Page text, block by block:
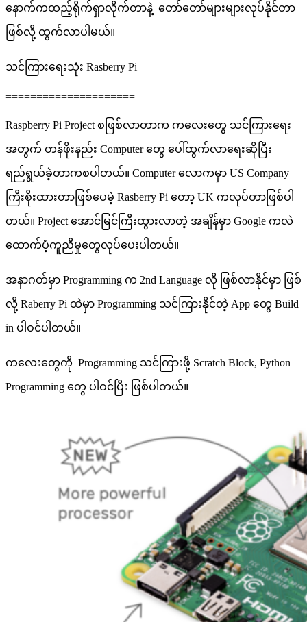
နောက်ကထည့်ရိုက်ရှာလိုက်တာနဲ့ တော်တော်များများလုပ်နိုင်တာ
ဖြစ်လို့ ထွက်လာပါမယ်။
သင်ကြားရေးသုံး Rasberry Pi
=====================
Raspberry Pi Project စဖြစ်လာတာက ကလေးတွေ သင်ကြားရေး
အတွက် တန်ဖိုးနည်း Computer တွေ ပေါ်ထွက်လာရေးဆို​ပြီး
ရည်ရွယ်ခဲ့တာကစပါတယ်။ Computer လောကမှာ US Company
ကြီးစိုးထားတာဖြစ်ပေမဲ့ Rasberry Pi တော့ UK ကလုပ်တာဖြစ်ပါ
တယ်။ Project အောင်မြင်ကြီးထွားလာတဲ့ အချိန်မှာ Google ကလဲ
ထောက်ပံ့ကူညီမှုတွေလုပ်ပေးပါတယ်။
အနာဂတ်မှာ Programming က 2nd Language လို ဖြစ်လာနိုင်မှာ ဖြစ်
လို့ Raberry Pi ထဲမှာ Programming သင်ကြားနိုင်တဲ့ App တွေ Build
in ပါဝင်ပါတယ်။
ကလေးတွေကို Programming သင်ကြားဖို့ Scratch Block, Python
Programming တွေ ပါဝင်ပြီး ဖြစ်ပါတယ်။